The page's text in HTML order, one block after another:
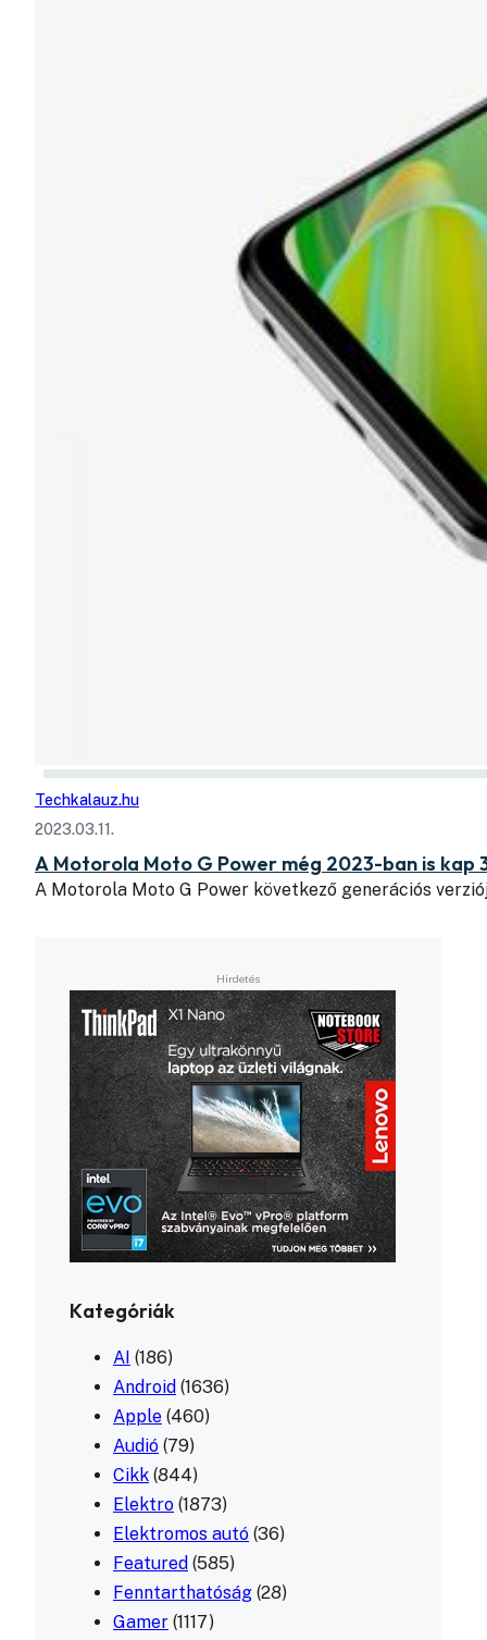
Techkalauz.hu
2023.03.11.
A Motorola Moto G Power még 2023-ban is kap
A Motorola Moto G Power következő generációs
Kategóriák
AI (186)
Android (1636)
Apple (460)
Audió (79)
Cikk (844)
Elektro (1873)
Elektromos autó (36)
Featured (585)
Fenntarthatóság (28)
Gamer (1117)